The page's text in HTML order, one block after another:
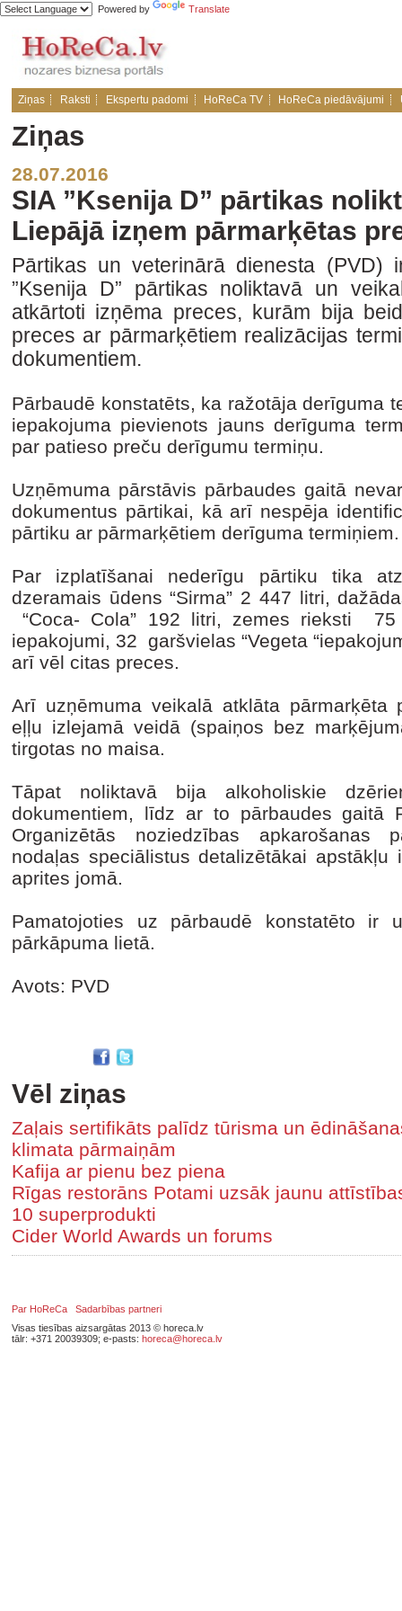
Powered by Translate
Ziņas Raksti Ekspertu padomi HoReCa TV HoReCa piedāvājumi
Ziņas
28.07.2016
SIA ”Ksenija D” pārtikas
Liepājā izņem pārmarķētas
Pārtikas un veterinārā dienesta (PVD)
”Ksenija D” pārtikas noliktavā un
atkārtoti izņēma preces, kurām bija
preces ar pārmarķētiem realizācijas
dokumentiem.
Pārbaudē konstatēts, ka ražotāja derīguma
iepakojuma pievienots jauns derīguma
par patieso preču derīgumu termiņu.
Uzņēmuma pārstāvis pārbaudes gaitā
dokumentus pārtikai, kā arī nespēja
pārtiku ar pārmarķētiem derīguma termiņiem.
Par izplatīšanai nederīgu pārtiku tika
dzeramais ūdens “Sirma” 2 447 litri,
“Coca- Cola” 192 litri, zemes rieksti
iepakojumi, 32 garšvielas “Vegeta
arī vēl citas preces.
Arī uzņēmuma veikalā atklāta pārmarķēta
eļļu izlejamā veidā (spaiņos bez
tirgotas no maisa.
Tāpat noliktavā bija alkoholiskie
dokumentiem, līdz ar to pārbaudes gaitā
Organizētās noziedzības apkarošanas
nodaļas speciālistus detalizētākai apstākļu
aprites jomā.
Pamatojoties uz pārbaudē konstatēto ir
pārkāpuma lietā.
Avots: PVD
Vēl ziņas
Zaļais sertifikāts palīdz tūrisma un
klimata pārmaiņām
Kafija ar pienu bez piena
Rīgas restorāns Potami uzsāk jaunu
10 superprodukti
Cider World Awards un forums
Par HoReCa
Sadarbības partneri
Visas tiesības aizsargātas 2013 © horeca.lv
tālr: +371 20039309; e-pasts: horeca@horeca.lv